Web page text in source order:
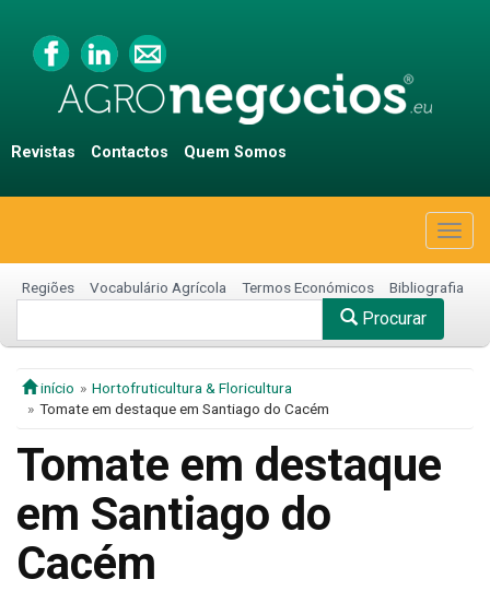
Revistas Contactos Quem Somos
Regiões Vocabulário Agrícola Termos Económicos Bibliografia
Procurar
início
Hortofruticultura & Floricultura
Tomate em destaque em Santiago do Cacém
Tomate em destaque
em Santiago do
Cacém